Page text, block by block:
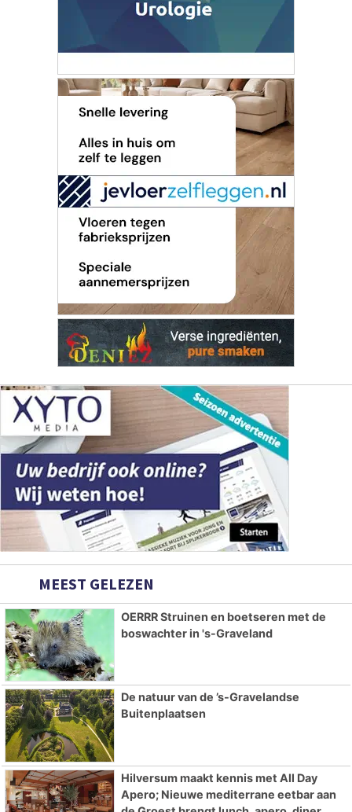
MEEST GELEZEN
OERRR Struinen en boetseren met de
boswachter in 's-Graveland
De natuur van de ’s-Gravelandse
Buitenplaatsen
Hilversum maakt kennis met All Day
Apero; Nieuwe mediterrane eetbar aan